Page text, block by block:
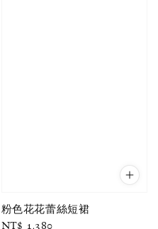
粉色花花蕾絲短裙
Regular
NT$ 1,380